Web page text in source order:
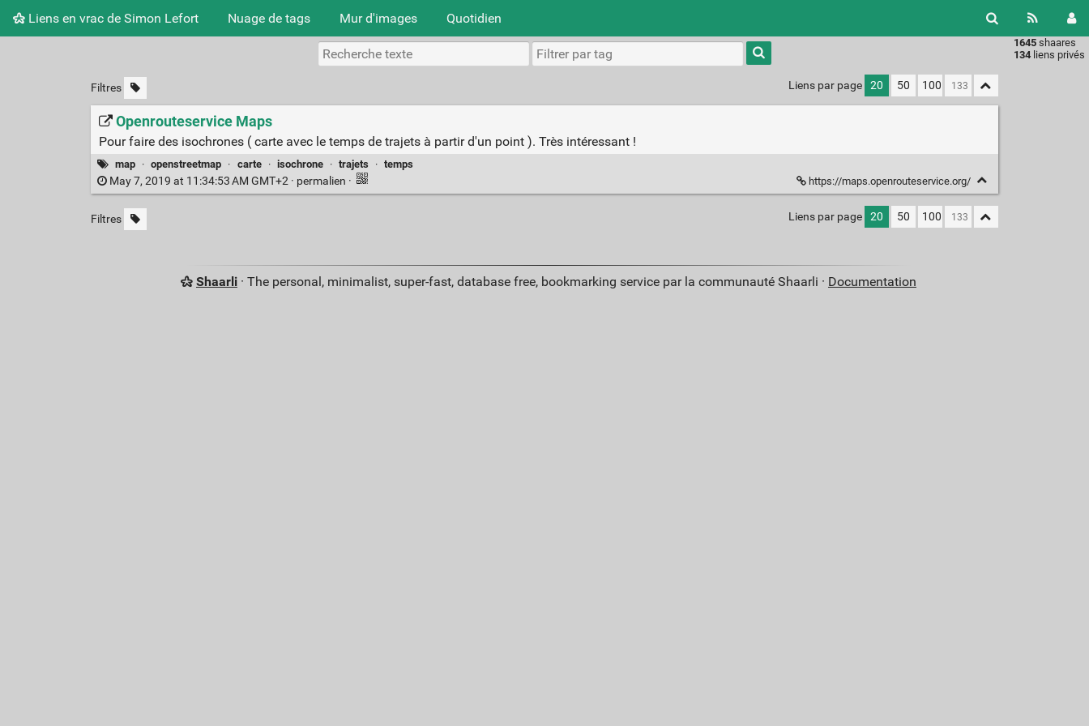
Liens en vrac de Simon Lefort Nuage de tags Mur d'images Quotidien
1645 shaares
134 liens privés
Type 1 or
more
characters
results.
Filtres Liens par page 20 50 100
Openrouteservice Maps
Pour faire des isochrones ( carte avec le temps de trajets à partir d'un point ). Très intéressant !
map · openstreetmap · carte · isochrone · trajets · temps
May 7, 2019 at 11:34:53 AM GMT+2 · permalien · https://maps.openrouteservice.org/
Filtres Liens par page 20 50 100
Shaarli· The personal, minimalist, super-fast, database free, bookmarking service par la communauté Shaarli · Documentation